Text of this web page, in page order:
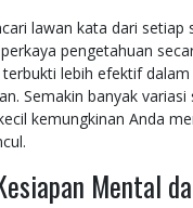
lawan kata dari setiap
pengetahuan
lebih efektif
Semakin banyak variasi
kemungkinan Anda
Mental